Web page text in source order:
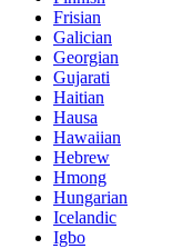
Frisian
Galician
Georgian
Gujarati
Haitian
Hausa
Hawaiian
Hebrew
Hmong
Hungarian
Icelandic
Igbo